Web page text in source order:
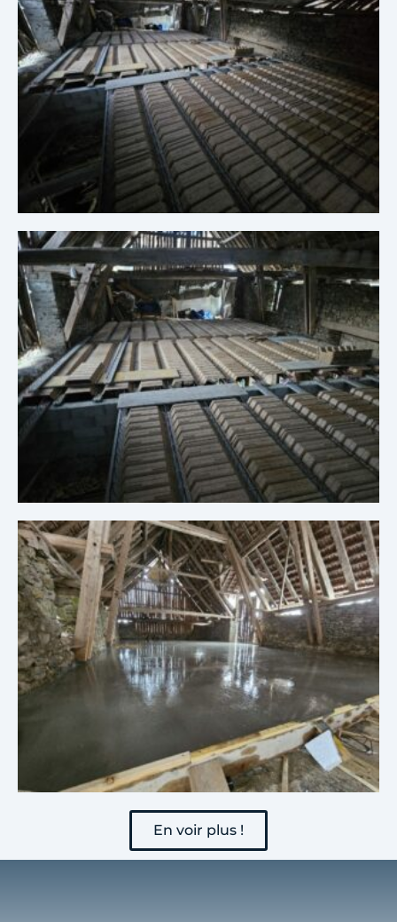
En voir plus !